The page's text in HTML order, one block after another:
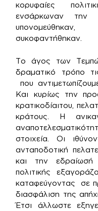
κορυφαίες
ενσάρκωναν την
συκοφαντήθηκαν.
Το άγος των
δραματικό τρόπο
που
Και κυρίως την
κρατικοδίαιτου,
κράτους. Η
στοιχεία. Οι
ανταποδοτική
και την
πολιτικής
καταφεύγοντας σε
διασφάλιση της
Έτσι άλλωστε